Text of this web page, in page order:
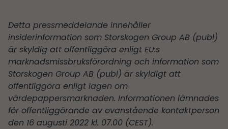
Detta pressmeddelande innehåller
insiderinformation som Storskogen Group AB (publ)
är skyldig att offentliggöra enligt EU:s
marknadsmissbruksförordning och information som
Storskogen Group AB (publ) är skyldigt att
offentliggöra enligt lagen om
värdepappersmarknaden. Informationen lämnades
för offentliggörande av ovanstående kontaktperson
den 16 augusti 2022 kl. 07.00 (CEST).